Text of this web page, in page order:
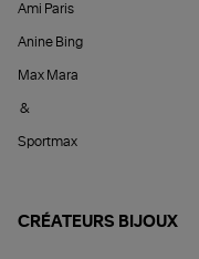
Ami Paris
Anine Bing
Max Mara
&
Sportmax
CRÉATEURS BIJOUX